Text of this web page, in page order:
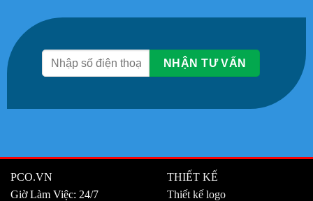
PCO.VN
Giờ Làm Việc: 24/7
THIẾT KẾ
Thiết kế logo